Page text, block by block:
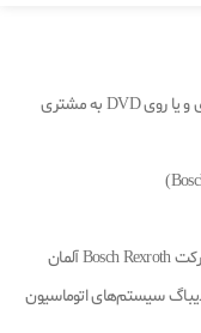
*** نرم افزار با لایسنس نامبر اصلی به صورت دانلودی و یا روی DVD به مشتری
IndraWorks یک پلتفرم جامع و یکپارچه مهندسی از شرکت Bosch Rexroth آلمان
دیباگ سیستم‌های اتوماسیون